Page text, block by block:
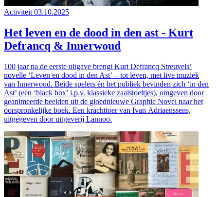
Activiteit 03.10.2025
Het leven en de dood in den ast - Kurt
Defrancq & Innerwoud
100 jaar na de eerste uitgave brengt Kurt Defrancq Streuvels’
novelle ‘Leven en dood in den Ast’ – tot leven, met live muziek
van Innerwoud. Beide spelers én het publiek bevinden zich ‘in den
Ast’ (een ‘black box’ i.p.v. klassieke zaalstoeltjes), omgeven door
geanimeerde beelden uit de gloednieuwe Graphic Novel naar het
oorspronkelijke boek. Een krachttoer van Ivan Adriaenssens,
uitgegeven door uitgeverij Lannoo.